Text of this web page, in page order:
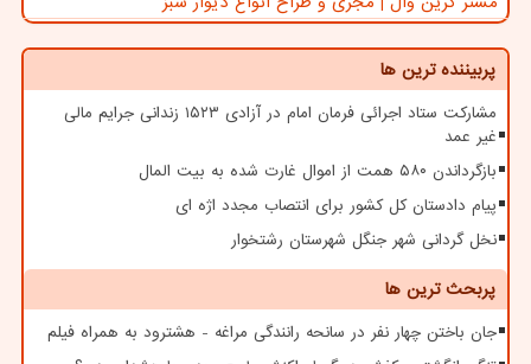
پربیننده ترین ها
مشارکت ستاد اجرائی فرمان امام در آزادی ۱۵۲۳ زندانی جرایم مالی
غیر عمد
بازگرداندن ۵۸۰ همت از اموال غارت شده به بیت المال
پیام دادستان کل کشور برای انتصاب مجدد اژه ای
نخل گردانی شهر جنگل شهرستان رشتخوار
پربحث ترین ها
جان باختن چهار نفر در سانحه رانندگی مراغه - هشترود به همراه فیلم